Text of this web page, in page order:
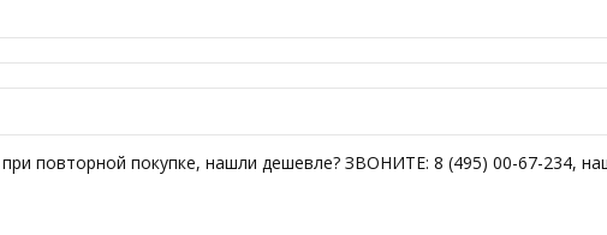
повторной покупке, нашли дешевле? ЗВОНИТЕ: 8 (495) 00-67-234,